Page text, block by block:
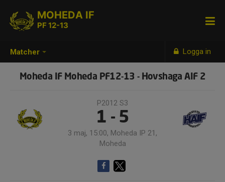
Matcher Logga in
MOHEDA IF
PF 12-13
Moheda IF Moheda PF12-13 - Hovshaga AIF 2
P2012 S3
1 - 5
3 maj, 15:00, Moheda IP 21,
Moheda